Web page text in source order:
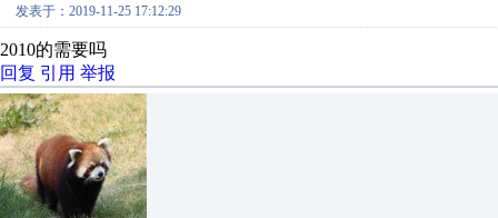
发表于：2019-11-25 17:12:29
2010的需要吗
回复 引用 举报